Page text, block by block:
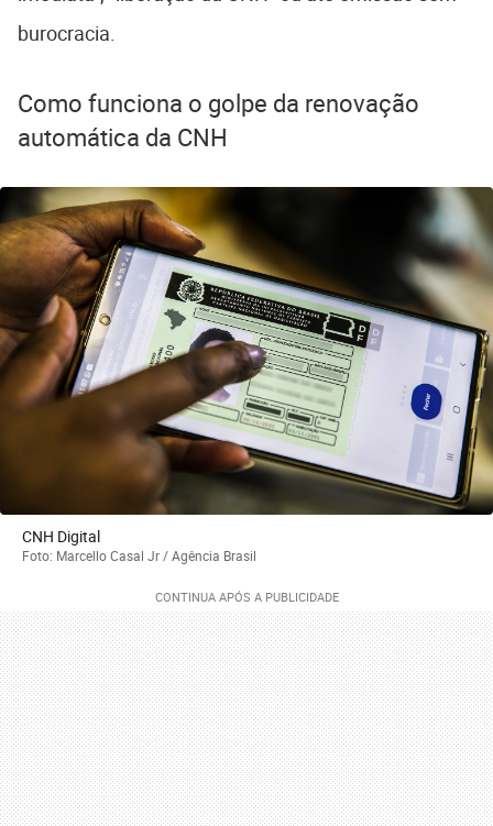
burocracia.
Como funciona o golpe da renovação
automática da CNH
CNH Digital
Foto: Marcello Casal Jr / Agência Brasil